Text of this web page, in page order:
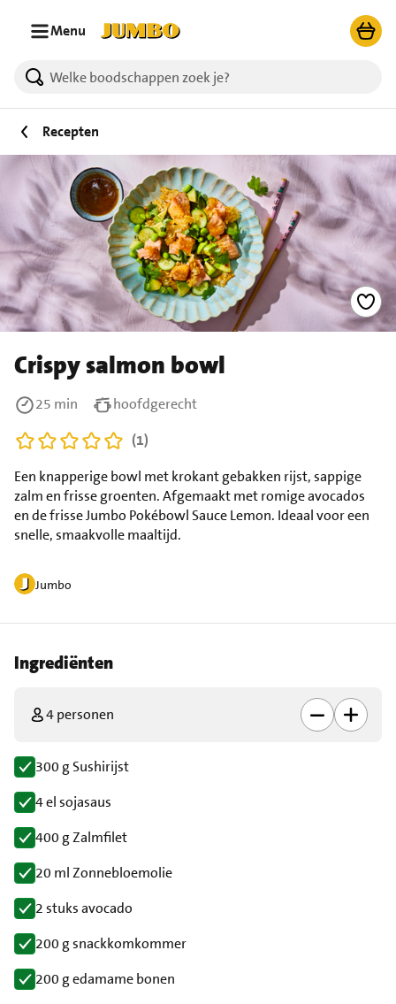
Menu
Recepten
Crispy salmon bowl
Jumbo
Een knapperige bowl met krokant gebakken rijst, sappige
zalm en frisse groenten. Afgemaakt met romige avocados
en de frisse Jumbo Pokébowl Sauce Lemon. Ideaal voor een
snelle, smaakvolle maaltijd.
25 min
hoofdgerecht
(1)
Ingrediënten
4 personen
300 g Sushirijst
4 el sojasaus
400 g Zalmfilet
20 ml Zonnebloemolie
2 stuks avocado
200 g snackkomkommer
200 g edamame bonen